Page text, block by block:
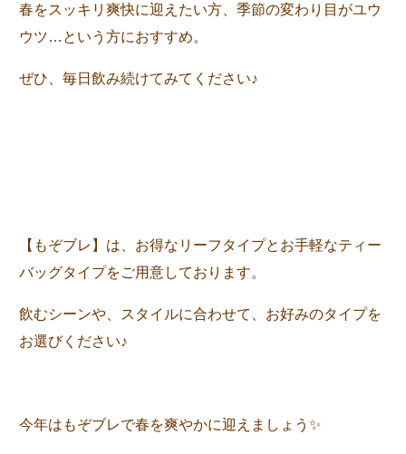
春をスッキリ爽快に迎えたい方、季節の変わり目がユウ
ウツ…という方におすすめ。
ぜひ、毎日飲み続けてみてください♪
【もぞブレ】は、お得なリーフタイプとお手軽なティー
バッグタイプをご用意しております。
飲むシーンや、スタイルに合わせて、お好みのタイプを
お選びください♪
今年はもぞブレで春を爽やかに迎えましょう✨